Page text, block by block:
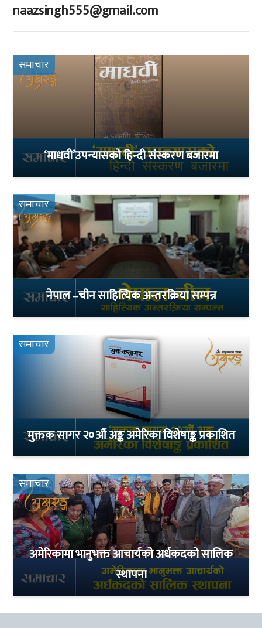
naazsingh555@gmail.com
समाचार
‘माधवी’उपन्यासको हिन्दी संस्करण बजारमा
समाचार
नेपाल –चीन साहित्यिक अन्तरक्रिया सम्पन्न
समाचार
मुक्तक सागर २०औं अङ्क अमेरिका विशेषाङ्क प्रकाशित
समाचार
अमेरिकामा भानुभक्त आचार्यको अर्धकदको सालिक
स्थापना